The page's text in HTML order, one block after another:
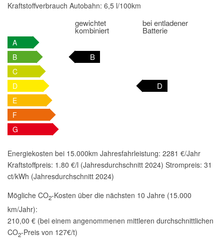
Kraftstoffverbrauch Autobahn: 6,5 l/100km
gewichtet
kombiniert
bei entladener
Batterie
A
B
B
C
D
D
E
F
G
Energiekosten bei 15.000km Jahresfahrleistung: 2281 €/Jahr
Kraftstoffpreis: 1.80 €/l (Jahresdurchschnitt 2024) Strompreis: 31
ct/kWh (Jahresdurchschnitt 2024)
Mögliche CO2-Kosten über die nächsten 10 Jahre (15.000
km/Jahr):
210,00 € (bei einem angenommenen mittleren durchschnittlichen
CO2-Preis von 127€/t)